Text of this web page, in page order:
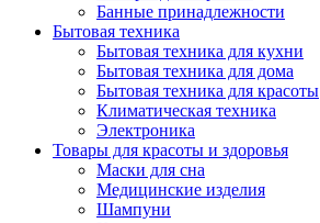
Банные принадлежности
Бытовая техника
Бытовая техника для кухни
Бытовая техника для дома
Бытовая техника для красоты
Климатическая техника
Электроника
Товары для красоты и здоровья
Маски для сна
Медицинские изделия
Шампуни